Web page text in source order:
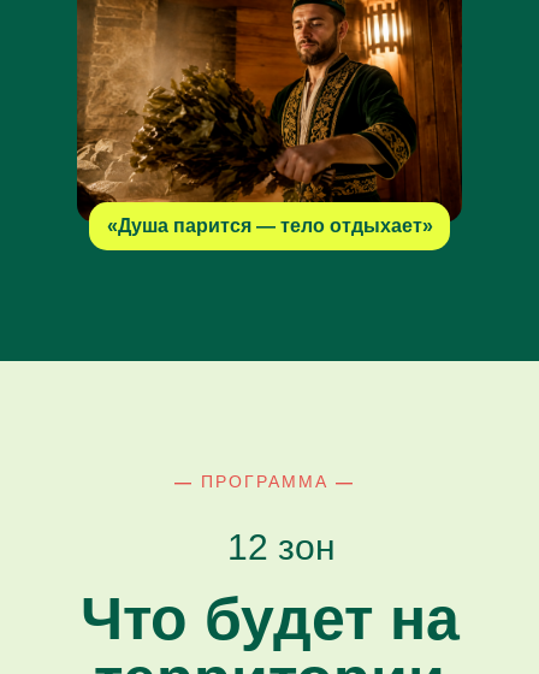
«Душа парится — тело отдыхает»
— ПРОГРАММА —
12 зон
Что будет на